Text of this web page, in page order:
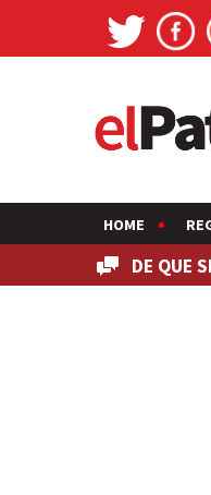
HOME
DE QUE